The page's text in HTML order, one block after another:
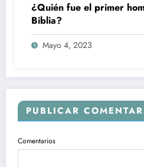
¿Quién fue el primer
Biblia?
Mayo 4, 2023
PUBLICAR
Comentarios